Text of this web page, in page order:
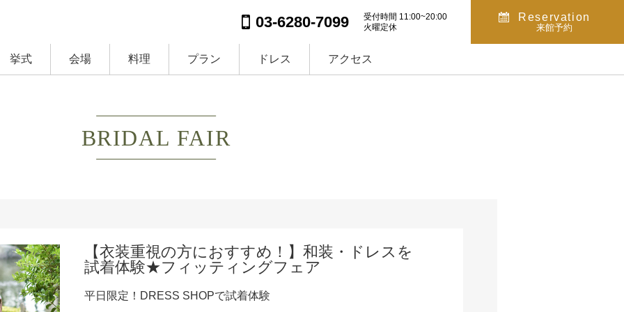
03-6280-7099
受付時間 11:00~20:00
火曜定休
Reservation
来館予約
挙式 会場 料理 プラン ドレス アクセス
BRIDAL FAIR
【衣装重視の方におすすめ！】和装・ドレスを
試着体験★フィッティングフェア
平日限定！DRESS SHOPで試着体験